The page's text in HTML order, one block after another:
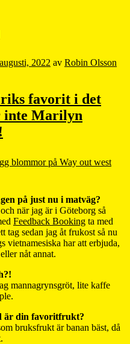
2022 av Robin Olsson
favorit i det
inte Marilyn
på just nu i matväg?
när jag är i Göteborg så
Feedback Booking ta med
tag sedan jag åt frukost så nu
vietnamesiska har att erbjuda,
nåt annat.
mannagrynsgröt, lite kaffe
är din favoritfrukt?
bruksfrukt är banan bäst, då